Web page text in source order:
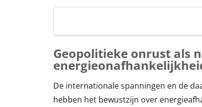
Geopolitieke onrust als
De internationale spanningen en de
hebben het bewustzijn over